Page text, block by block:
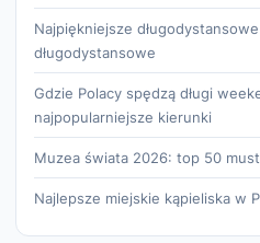
Najpiękniejsze
długodystansowe
Gdzie Polacy spędzą długi
najpopularniejsze kierunki
Muzea świata 2026: top 50
Najlepsze miejskie kąpieliska w